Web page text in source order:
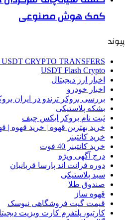
کمک هوش مصنوعی
پیوند
USDT CRYPTO TRANSFERS
USDT Flash Crypto
اخبار ارز دیجیتال
اخبار خودرو
بررسی بروکر ترندو در ایران
بشکه پلاستیکی
ثبت نام بروکر ایکس چیف
خرید بهترین قهوه | خرید قهوه |
خرید کانتینر
خرید کانتینر 40 فوت
درج آگهی ویژه
دوره فرانت اند پارسا قربانیان
سبد پلاستیکی
صندوق طلا
قهوه ساز
قیمت گیت فروشگاهی نیوسک
کارتیو، پلتفرم کارت ویزیت